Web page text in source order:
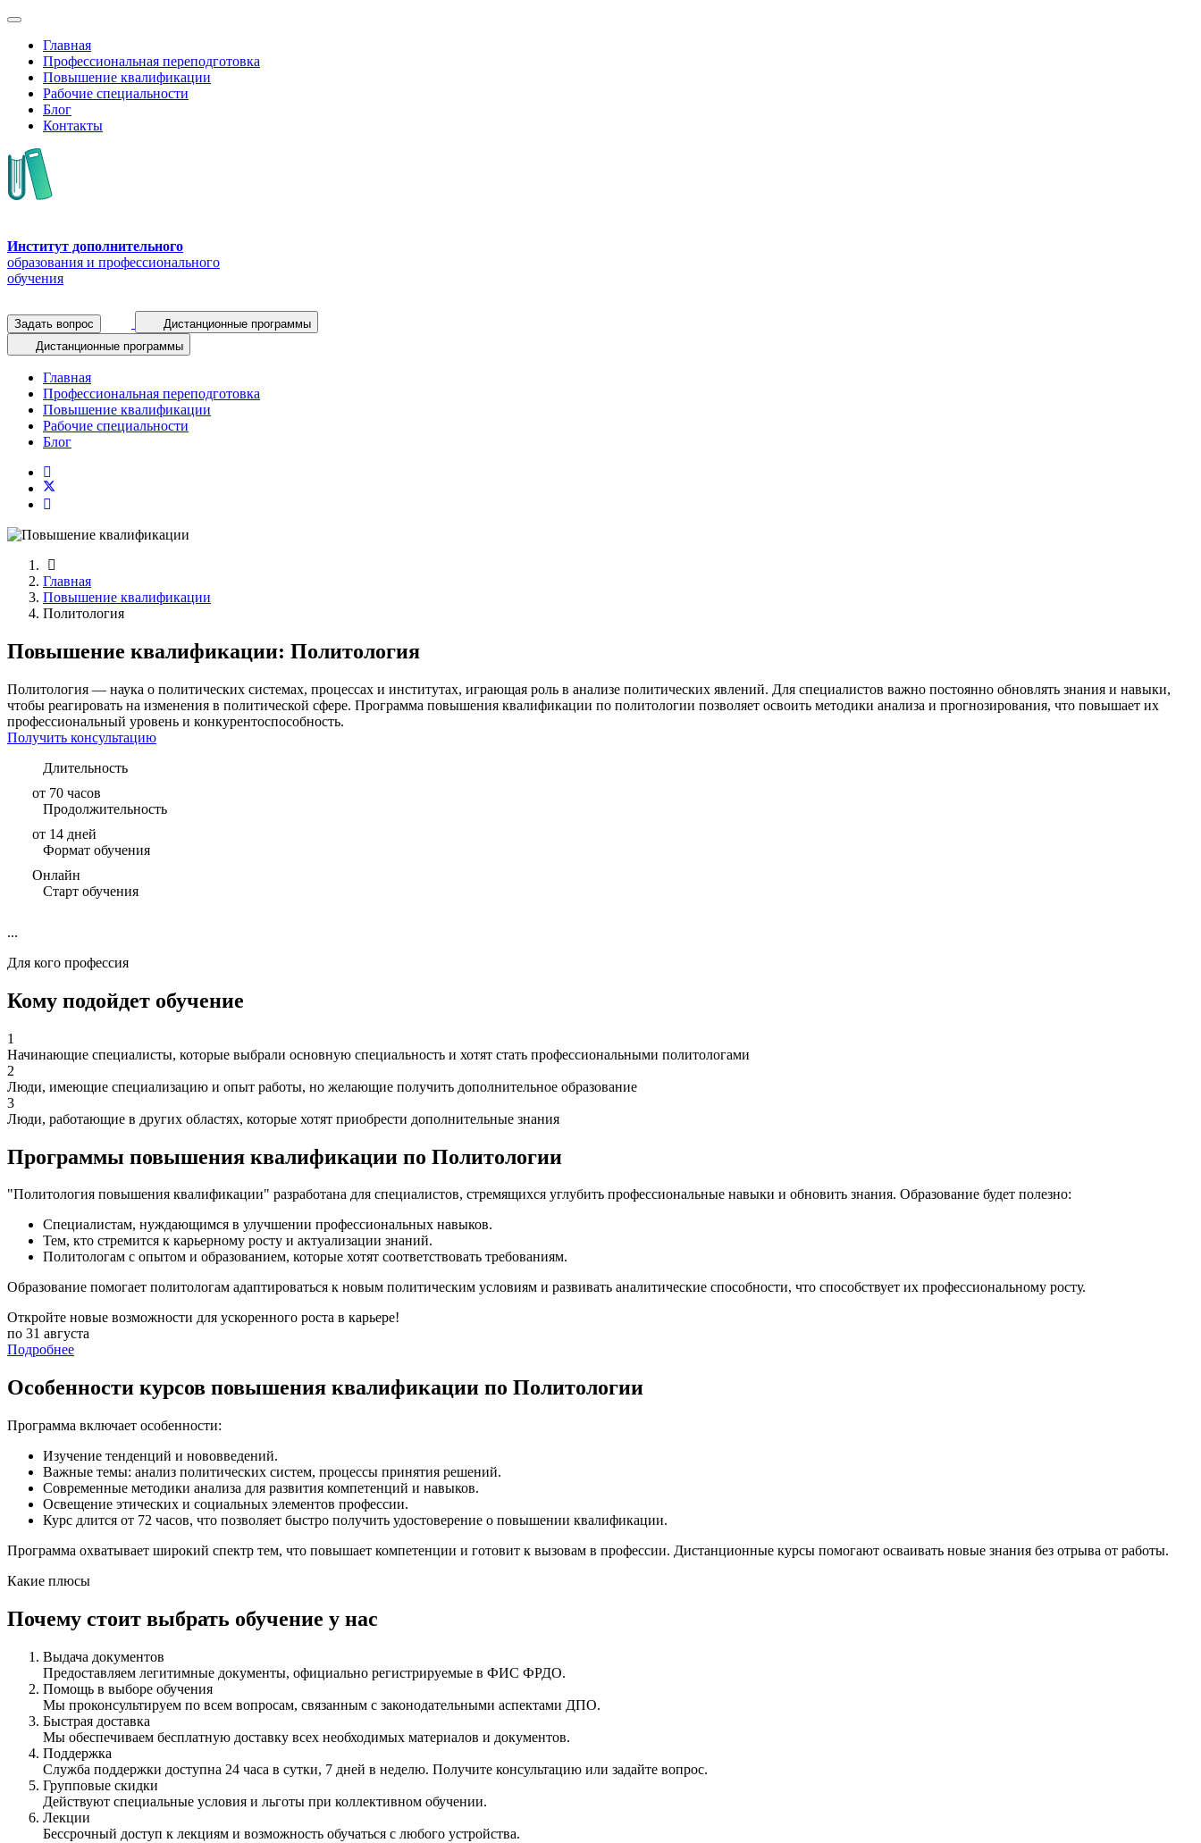
Главная
Профессиональная переподготовка
Повышение квалификации
Рабочие специальности
Блог
Контакты
Институт дополнительного
образования и профессионального
обучения
Задать вопрос
Дистанционные программы
Дистанционные программы
Главная
Профессиональная переподготовка
Повышение квалификации
Рабочие специальности
Блог
Главная
Повышение квалификации
Политология
Повышение квалификации: Политология
Политология — наука о политических системах, процессах и институтах, играющая роль в анализе политических явлений. Для специалистов важно постоянно обновлять знания и навыки,
чтобы реагировать на изменения в политической сфере. Программа повышения квалификации по политологии позволяет освоить методики анализа и прогнозирования, что повышает их
профессиональный уровень и конкурентоспособность.
Получить консультацию
Длительность
от 70 часов
Продолжительность
от 14 дней
Формат обучения
Онлайн
Старт обучения
...
Для кого профессия
Кому подойдет обучение
1
Начинающие специалисты, которые выбрали основную специальность и хотят стать профессиональными политологами
2
Люди, имеющие специализацию и опыт работы, но желающие получить дополнительное образование
3
Люди, работающие в других областях, которые хотят приобрести дополнительные знания
Программы повышения квалификации по Политологии
"Политология повышения квалификации" разработана для специалистов, стремящихся углубить профессиональные навыки и обновить знания. Образование будет полезно:
Специалистам, нуждающимся в улучшении профессиональных навыков.
Тем, кто стремится к карьерному росту и актуализации знаний.
Политологам с опытом и образованием, которые хотят соответствовать требованиям.
Образование помогает политологам адаптироваться к новым политическим условиям и развивать аналитические способности, что способствует их профессиональному росту.
Откройте новые возможности для ускоренного роста в карьере!
по 31 августа
Подробнее
Особенности курсов повышения квалификации по Политологии
Программа включает особенности:
Изучение тенденций и нововведений.
Важные темы: анализ политических систем, процессы принятия решений.
Современные методики анализа для развития компетенций и навыков.
Освещение этических и социальных элементов профессии.
Курс длится от 72 часов, что позволяет быстро получить удостоверение о повышении квалификации.
Программа охватывает широкий спектр тем, что повышает компетенции и готовит к вызовам в профессии. Дистанционные курсы помогают осваивать новые знания без отрыва от работы.
Какие плюсы
Почему стоит выбрать обучение у нас
Выдача документов
Предоставляем легитимные документы, официально регистрируемые в ФИС ФРДО.
Помощь в выборе обучения
Мы проконсультируем по всем вопросам, связанным с законодательными аспектами ДПО.
Быстрая доставка
Мы обеспечиваем бесплатную доставку всех необходимых материалов и документов.
Поддержка
Служба поддержки доступна 24 часа в сутки, 7 дней в неделю. Получите консультацию или задайте вопрос.
Групповые скидки
Действуют специальные условия и льготы при коллективном обучении.
Лекции
Бессрочный доступ к лекциям и возможность обучаться с любого устройства.